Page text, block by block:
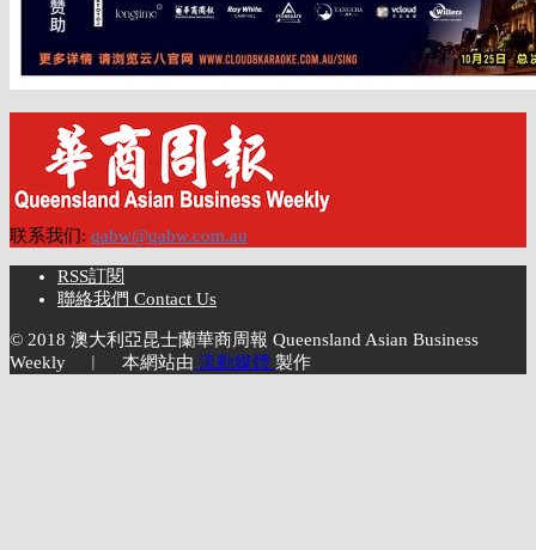
联系我们: qabw@qabw.com.au
RSS訂閱
聯絡我們 Contact Us
© 2018 澳大利亞昆士蘭華商周報 Queensland Asian Business
Weekly ︱ 本網站由 流動媒體 製作